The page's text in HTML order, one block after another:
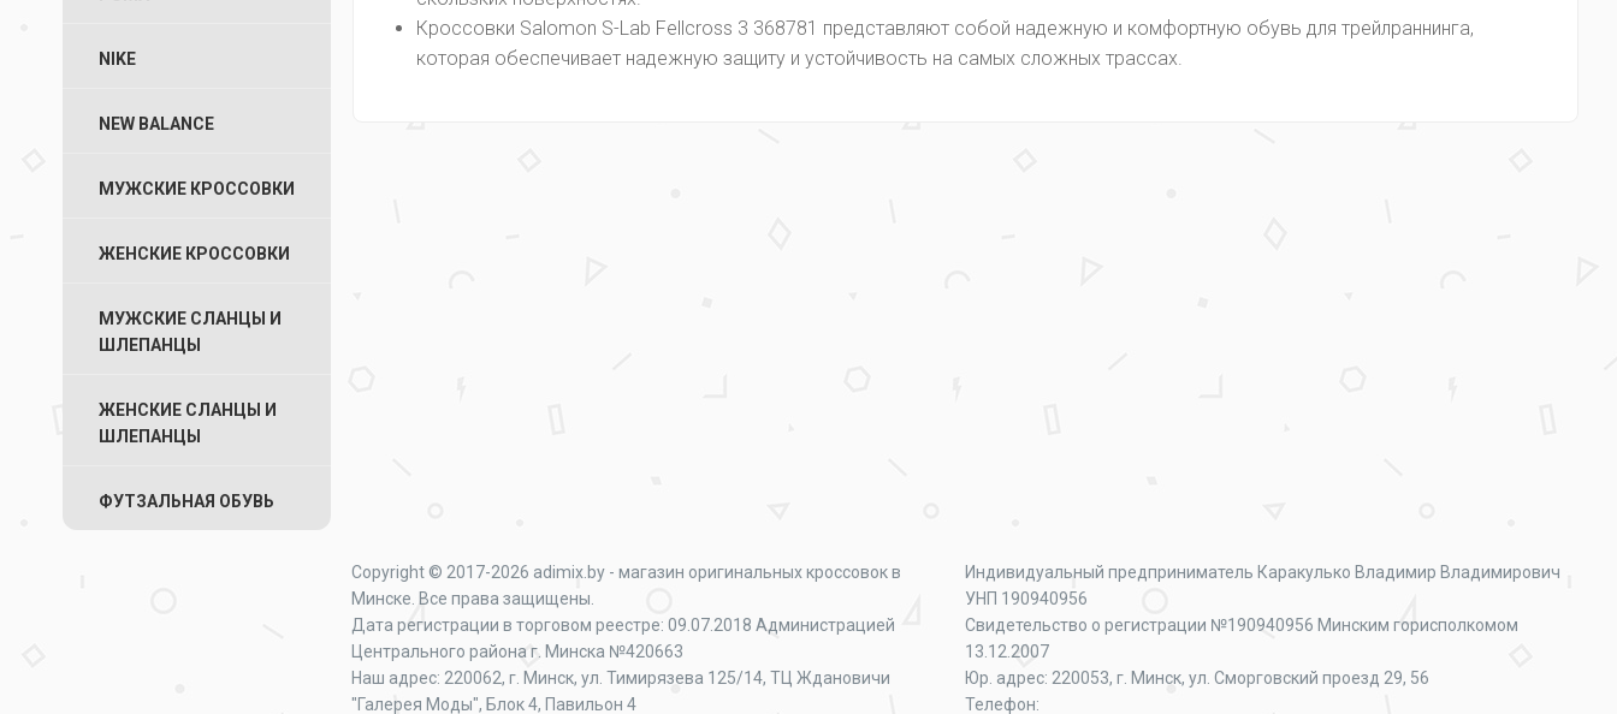
Кроссовки Salomon S-Lab Fellcross 3 368781 представляют собой надежную и комфортную обувь для трейлраннинга,
которая обеспечивает надежную защиту и устойчивость на самых сложных трассах.
NIKE
NEW BALANCE
МУЖСКИЕ КРОССОВКИ
ЖЕНСКИЕ КРОССОВКИ
МУЖСКИЕ СЛАНЦЫ И
ШЛЕПАНЦЫ
ЖЕНСКИЕ СЛАНЦЫ И
ШЛЕПАНЦЫ
ФУТЗАЛЬНАЯ ОБУВЬ
Copyright © 2017-2026 adimix.by - магазин оригинальных кроссовок в
Минске. Все права защищены.
Дата регистрации в торговом реестре: 09.07.2018 Администрацией
Центрального района г. Минска №420663
Наш адрес: 220062, г. Минск, ул. Тимирязева 125/14, ТЦ Ждановичи
"Галерея Моды", Блок 4, Павильон 4
Индивидуальный предприниматель Каракулько Владимир Владимирович
УНП 190940956
Свидетельство о регистрации №190940956 Минским горисполкомом
13.12.2007
Юр. адрес: 220053, г. Минск, ул. Сморговский проезд 29, 56
Телефон: